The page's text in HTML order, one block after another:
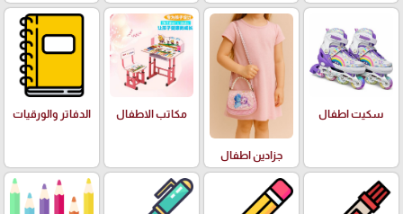
سكيت اطفال
جزادين اطفال
مكاتب الاطفال الدفاتر والورقيات